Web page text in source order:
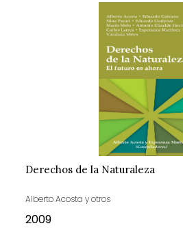
Derechos de la Naturaleza
Alberto Acosta y otros
2009